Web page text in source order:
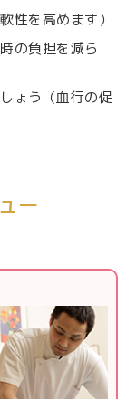
性を高めます）
の負担を減ら
ょう（血行の促
ー